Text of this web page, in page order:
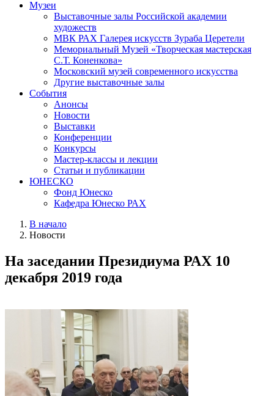
Музеи
Выставочные залы Российской академии
художеств
МВК РАХ Галерея искусств Зураба Церетели
Мемориальный Музей «Творческая мастерская
С.Т. Коненкова»
Московский музей современного искусства
Другие выставочные залы
События
Анонсы
Новости
Выставки
Конференции
Конкурсы
Мастер-классы и лекции
Статьи и публикации
ЮНЕСКО
Фонд Юнеско
Кафедра Юнеско РАХ
В начало
Новости
На заседании Президиума РАХ 10
декабря 2019 года